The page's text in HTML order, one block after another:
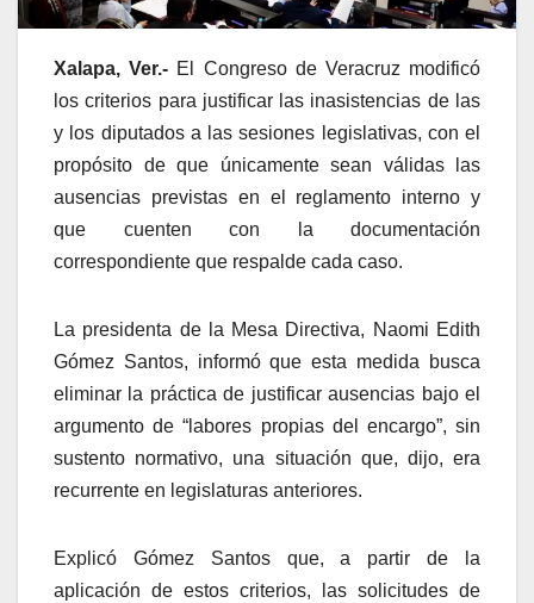
Xalapa, Ver.- El Congreso de Veracruz modificó
los criterios para justificar las inasistencias de las
y los diputados a las sesiones legislativas, con el
propósito de que únicamente sean válidas las
ausencias previstas en el reglamento interno y
que cuenten con la documentación
correspondiente que respalde cada caso.
La presidenta de la Mesa Directiva, Naomi Edith
Gómez Santos, informó que esta medida busca
eliminar la práctica de justificar ausencias bajo el
argumento de “labores propias del encargo”, sin
sustento normativo, una situación que, dijo, era
recurrente en legislaturas anteriores.
Explicó Gómez Santos que, a partir de la
aplicación de estos criterios, las solicitudes de